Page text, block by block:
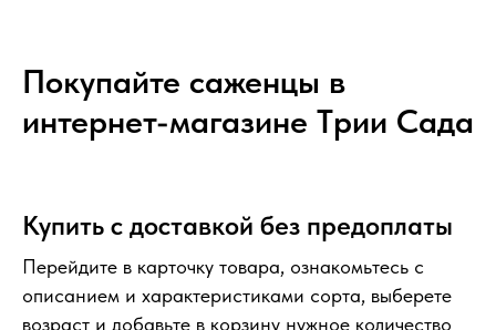
Покупайте саженцы в
интернет-магазине Tрии Сада
Купить с доставкой без предоплаты
Перейдите в карточку товара, ознакомьтесь с
описанием и характеристиками сорта, выберете
возраст и добавьте в корзину нужное количество